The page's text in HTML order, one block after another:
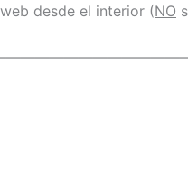
desde el interior (NO